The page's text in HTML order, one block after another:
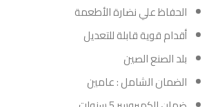
الحفاظ علي نضارة الأطعمة
أقدام قوية قابلة للتعديل
بلد الصنع الصين
الضمان الشامل : عامين